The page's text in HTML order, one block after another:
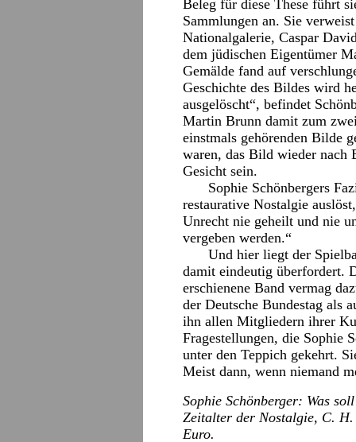
Beleg für diese These führt
Sammlungen an. Sie
Nationalgalerie, Caspar
dem jüdischen Eigentümer
Gemälde fand auf
Geschichte des Bildes wird
ausgelöscht“, befindet
Martin Brunn damit zum
einstmals gehörenden Bilde
waren, das Bild wieder nach
Gesicht sein.
Sophie Schönbergers
restaurative Nostalgie
Unrecht nie geheilt und nie
vergeben werden.“
Und hier liegt der
damit eindeutig überfordert.
erschienene Band vermag
der Deutsche Bundestag als
ihn allen Mitgliedern ihrer
Fragestellungen, die Sophie
unter den Teppich gekehrt.
Meist dann, wenn niemand
Sophie Schönberger: Was
Zeitalter der Nostalgie, C. H.
Euro.